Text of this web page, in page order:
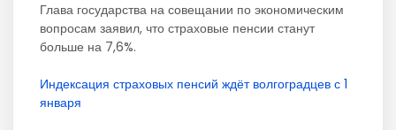
Глава государства на совещании по экономическим
вопросам заявил, что страховые пенсии станут
больше на 7,6%.
Индексация страховых пенсий ждёт волгоградцев с 1
января